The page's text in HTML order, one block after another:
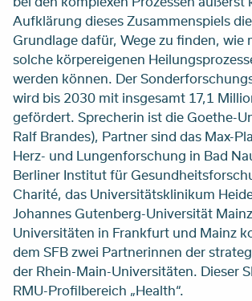
Aufklärung dieses Zusammenspiels
Grundlage dafür, Wege zu finden, wie
solche körpereigenen
werden können. Der
wird bis 2030 mit insgesamt 17,1
gefördert. Sprecherin ist die Goethe-
Ralf Brandes), Partner sind das Max-
Herz- und Lungenforschung in Bad
Berliner Institut für
Charité, das Universitätsklinikum
Johannes Gutenberg-Universität
Universitäten in Frankfurt und Mainz
dem SFB zwei Partnerinnen der
der Rhein-Main-Universitäten. Dieser
RMU-Profilbereich „Health“.